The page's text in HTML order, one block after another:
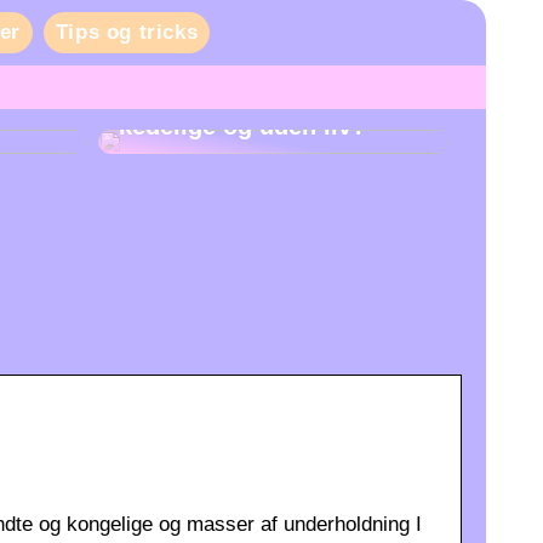
Tips og tricks
kedelige og uden liv?
og kongelige og masser af underholdning I